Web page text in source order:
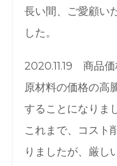
長い間、ご愛顧い
した。
2020.11.19 商品
原材料の価格の高
することになりま
これまで、コスト
りましたが、厳し